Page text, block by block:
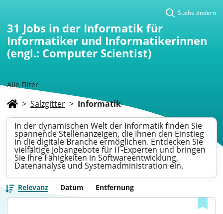
Alle Filter
Suche ändern
31 Jobs in der Informatik für
Informatiker und Informatikerinnen
(engl.: Computer Scientist)
> Salzgitter > Informatik
In der dynamischen Welt der Informatik finden Sie
spannende Stellenanzeigen, die Ihnen den Einstieg
in die digitale Branche ermöglichen. Entdecken Sie
vielfältige Jobangebote für IT-Experten und bringen
Sie Ihre Fähigkeiten in Softwareentwicklung,
Datenanalyse und Systemadministration ein.
Relevanz Datum Entfernung